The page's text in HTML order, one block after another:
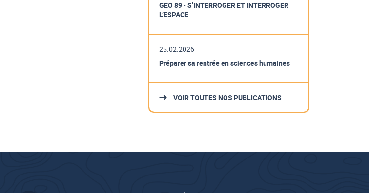
GEO 89 • S’INTERROGER ET INTERROGER
L’ESPACE
25.02.2026
Préparer sa rentrée en sciences humaines
VOIR TOUTES NOS PUBLICATIONS